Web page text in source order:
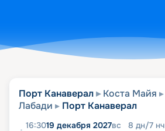
Порт Канаверал Коста Майя
Лабади
Порт Канаверал
16:3019 декабря 2027вс 8 дн/7 нч